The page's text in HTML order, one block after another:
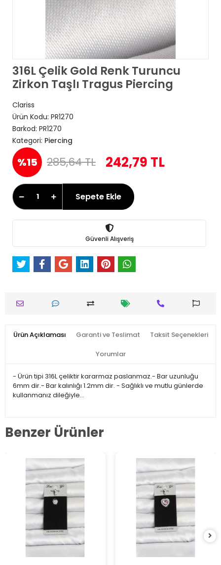
316L Çelik Gold Renk Turuncu
Zirkon Taşlı Tragus Piercing
Clariss
Ürün Kodu: PR1270
Barkod: PR1270
Kategori: Piercing
%15 285,64 TL 242,79 TL
Sepete Ekle
Güvenli Alışveriş
Ürün Açıklaması Garanti ve Teslimat Taksit Seçenekleri
Yorumlar
- Ürün tipi 316L çeliktir kararmaz paslanmaz.- Bar uzunluğu
6mm dir.- Bar kalınlığı 1.2mm dir. - Sağlıklı ve mutlu günlerde
kullanmanız dileğiyle…
Benzer Ürünler